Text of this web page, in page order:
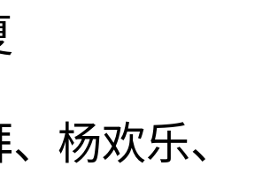
杨欢乐、